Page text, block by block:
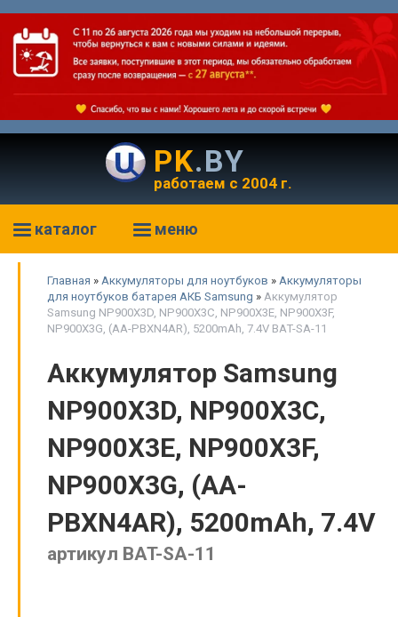
PK.BY
работаем с 2004 г.
каталог меню
Главная » Аккумуляторы для ноутбуков » Аккумуляторы
для ноутбуков батарея АКБ Samsung » Аккумулятор
Samsung NP900X3D, NP900X3C, NP900X3E, NP900X3F,
NP900X3G, (AA-PBXN4AR), 5200mAh, 7.4V BAT-SA-11
Аккумулятор Samsung
NP900X3D, NP900X3C,
NP900X3E, NP900X3F,
NP900X3G, (AA-
PBXN4AR), 5200mAh, 7.4V
артикул BAT-SA-11